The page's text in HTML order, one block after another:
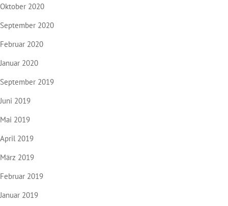
Oktober 2020
September 2020
Februar 2020
Januar 2020
September 2019
Juni 2019
Mai 2019
April 2019
März 2019
Februar 2019
Januar 2019